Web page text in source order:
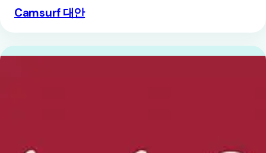
Camsurf 대안